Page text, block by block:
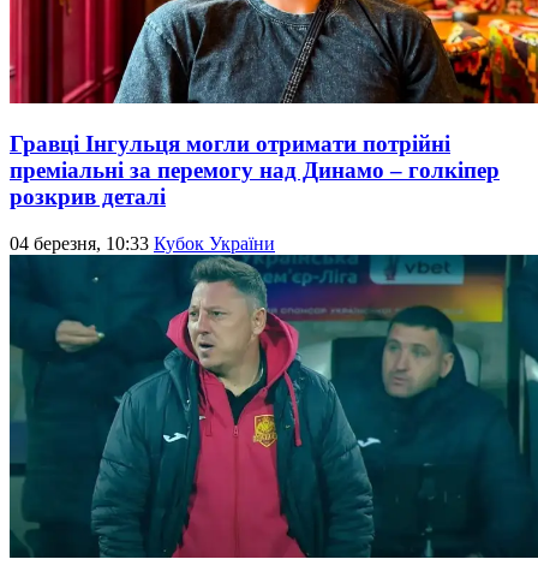
Гравці Інгульця могли отримати потрійні
преміальні за перемогу над Динамо – голкіпер
розкрив деталі
04 березня, 10:33 Кубок України